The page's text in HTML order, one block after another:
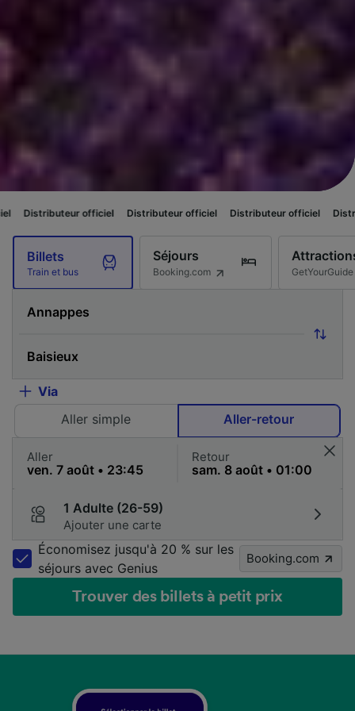
officiel Distributeur officiel Distributeur officiel Distributeur officiel
Billets
Train et bus
Séjours
Booking.com GetYourGuide
Via
Aller simple
Aller-retour
Aller Retour
1 Adulte (26-59)
Ajouter une carte
Économisez jusqu'à 20 % sur les
séjours avec Genius
Booking.com
Trouver des billets à petit prix